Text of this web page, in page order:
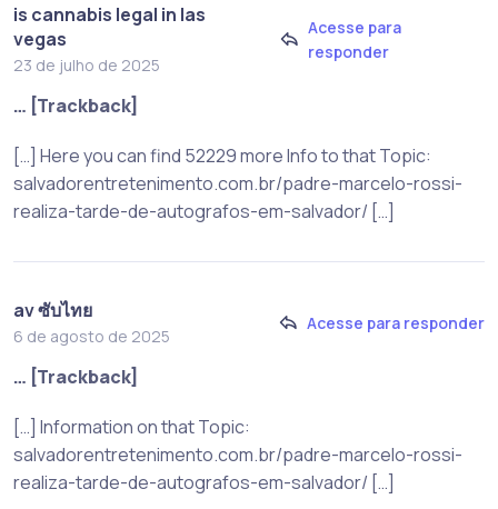
is cannabis legal in las
vegas
23 de julho de 2025
Acesse para
responder
… [Trackback]
[…] Here you can find 52229 more Info to that Topic:
salvadorentretenimento.com.br/padre-marcelo-rossi-
realiza-tarde-de-autografos-em-salvador/ […]
av ซับไทย
6 de agosto de 2025
Acesse para responder
… [Trackback]
[…] Information on that Topic:
salvadorentretenimento.com.br/padre-marcelo-rossi-
realiza-tarde-de-autografos-em-salvador/ […]